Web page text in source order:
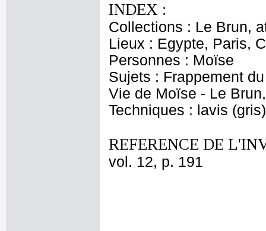
INDEX :
Collections : Le Brun,
Lieux : Egypte, Paris,
Personnes : Moïse
Sujets : Frappement
Vie de Moïse - Le
Techniques : lavis
REFERENCE DE
vol. 12, p. 191